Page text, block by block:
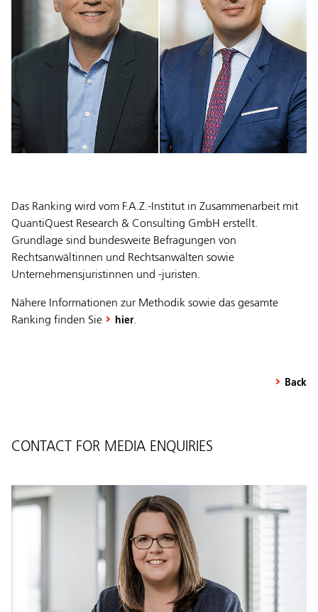
Das Ranking wird vom F.A.Z.-Institut in Zusammenarbeit mit
QuantiQuest Research & Consulting GmbH erstellt.
Grundlage sind bundesweite Befragungen von
Rechtsanwältinnen und Rechtsanwälten sowie
Unternehmensjuristinnen und -juristen.
Nähere Informationen zur Methodik sowie das gesamte
Ranking finden Sie
hier.
Back
CONTACT FOR MEDIA ENQUIRIES